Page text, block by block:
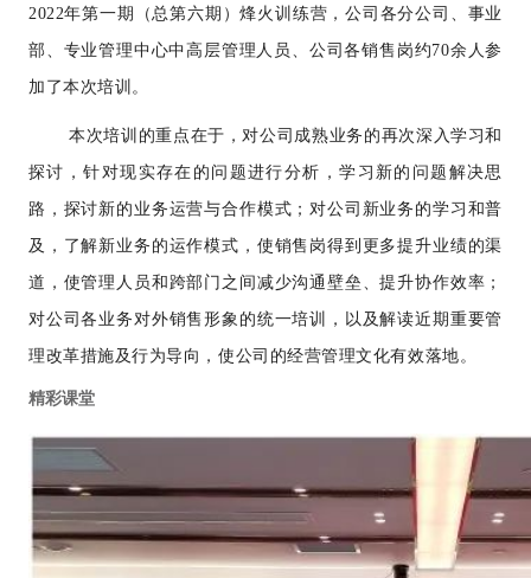
2022年第一期（总第六期）烽火训练营，公司各分公司、事业
部、专业管理中心中高层管理人员、公司各销售岗约70余人参
加了本次培训。
本次培训的重点在于，对公司成熟业务的再次深入学习和
探讨，针对现实存在的问题进行分析，学习新的问题解决思
路，探讨新的业务运营与合作模式；对公司新业务的学习和普
及，了解新业务的运作模式，使销售岗得到更多提升业绩的渠
道，使管理人员和跨部门之间减少沟通壁垒、提升协作效率；
对公司各业务对外销售形象的统一培训，以及解读近期重要管
理改革措施及行为导向，使公司的经营管理文化有效落地。
精彩课堂